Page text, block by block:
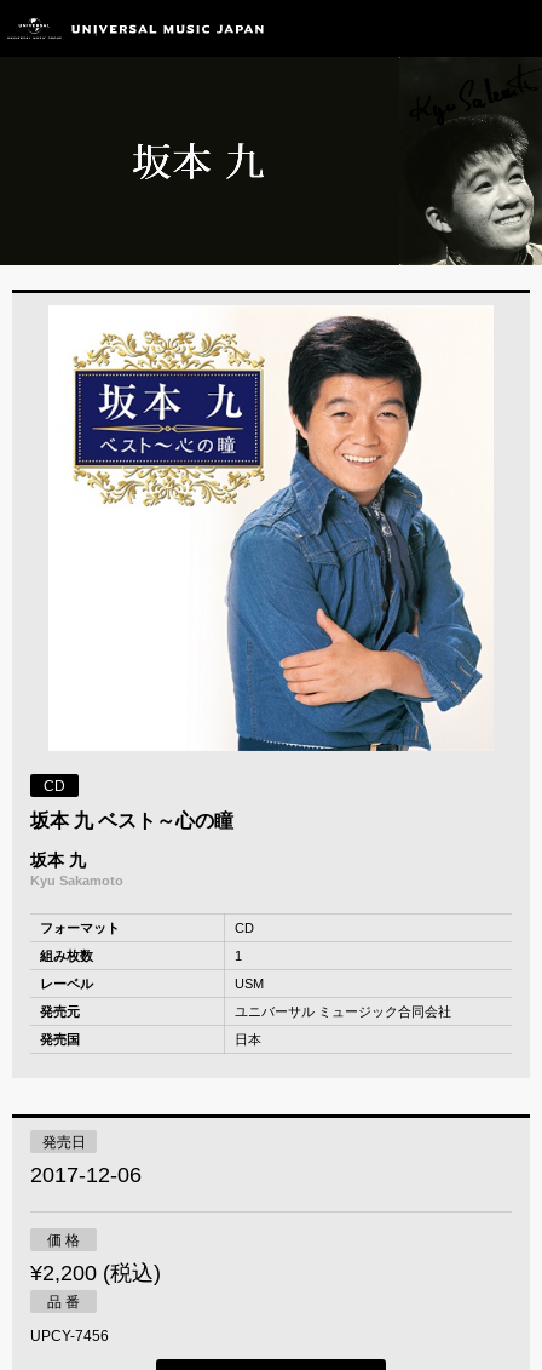
CD
坂本 九 ベスト～心の瞳
坂本 九
Kyu Sakamoto
フォーマット
CD
組み枚数
1
レーベル
USM
発売元
ユニバーサル ミュージック合同会社
発売国
日本
発売日
2017-12-06
価 格
¥2,200 (税込)
品 番
UPCY-7456